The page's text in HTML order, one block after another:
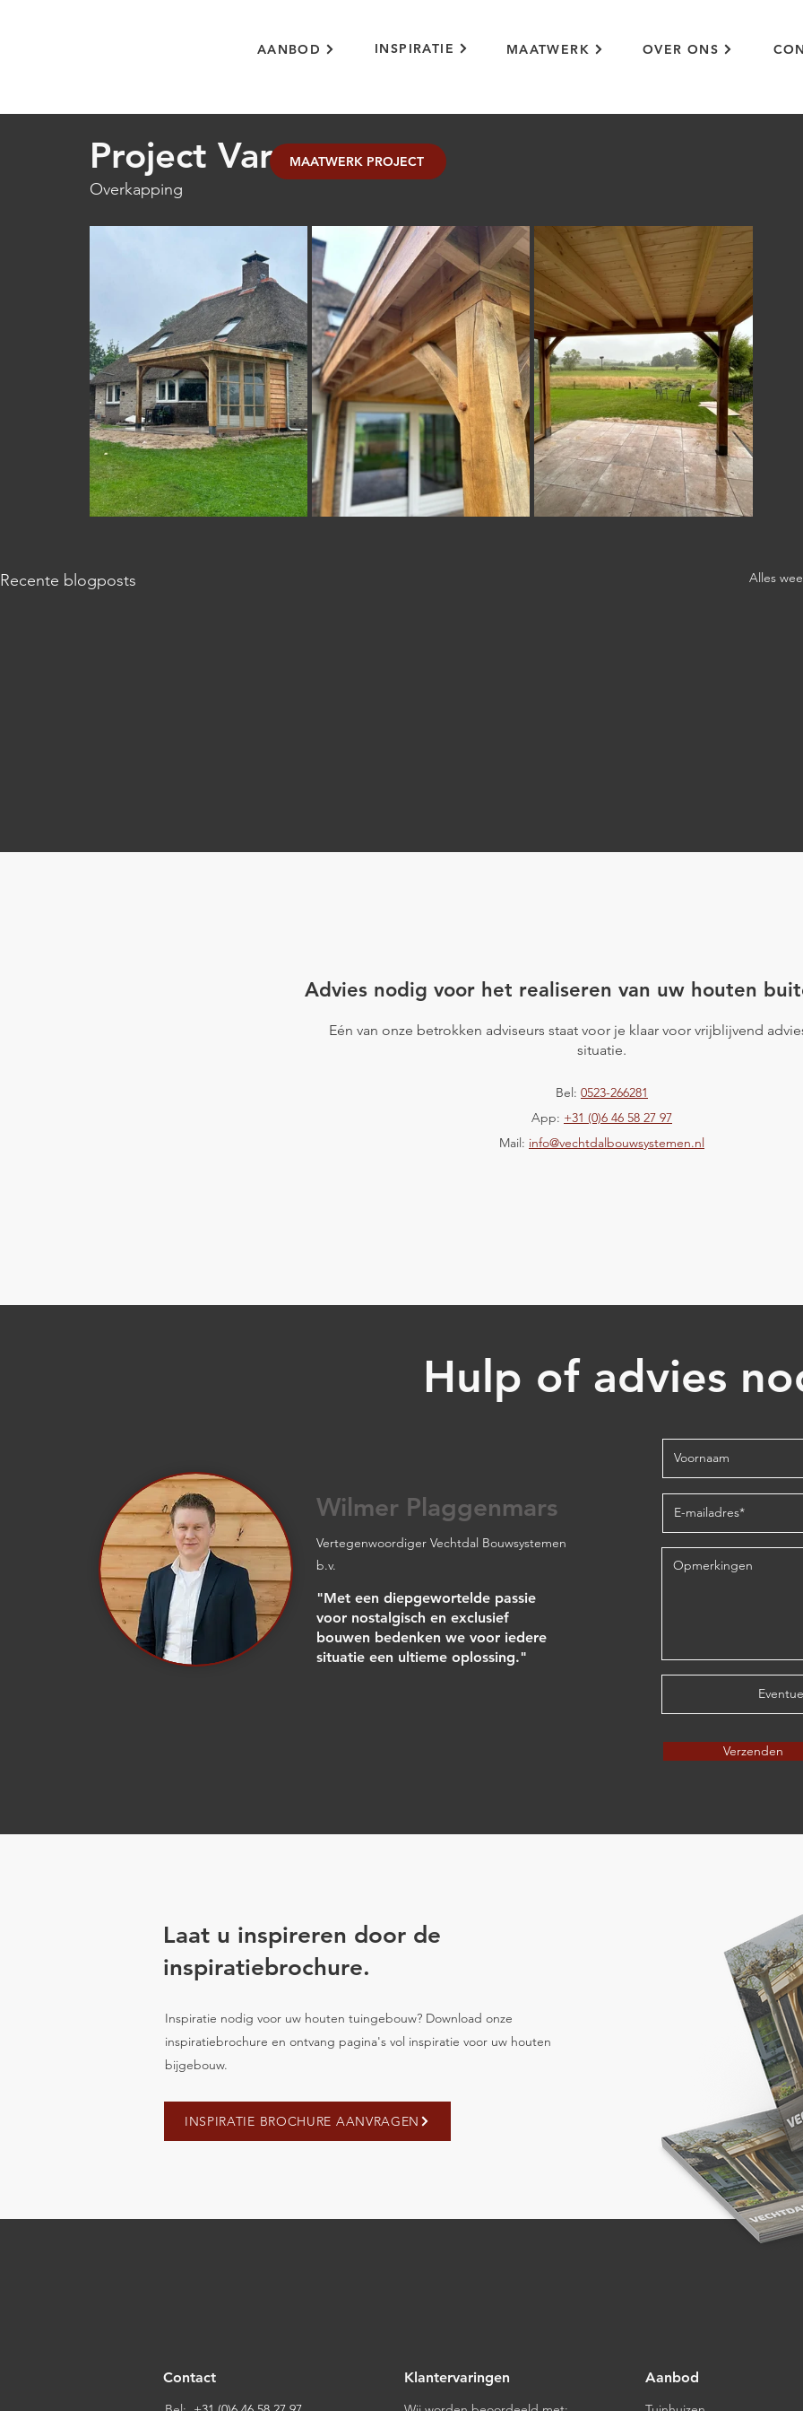
AANBOD INSPIRATIE MAATWERK OVER ONS
Project Varsen
Overkapping
Recente blogposts Alles
MAATWERK PROJECT
Advies nodig voor het realiseren van uw houten
Eén van onze betrokken adviseurs staat voor je klaar voor vrijblijvend
situatie.
Bel: 0523-266281
App: +31 (0)6 46 58 27 97
Mail: info@vechtdalbouwsystemen.nl
Hulp of advies
Wilmer Plaggenmars
Vertegenwoordiger Vechtdal Bouwsystemen
b.v.
"Met een diepgewortelde passie
voor nostalgisch en exclusief
bouwen bedenken we voor iedere
situatie een ultieme oplossing."
Verzenden
Laat u inspireren door de
inspiratiebrochure.
Inspiratie nodig voor uw houten tuingebouw? Download onze
inspiratiebrochure en ontvang pagina's vol inspiratie voor uw houten
bijgebouw.
INSPIRATIE BROCHURE AANVRAGEN
Contact Klantervaringen Aanbod